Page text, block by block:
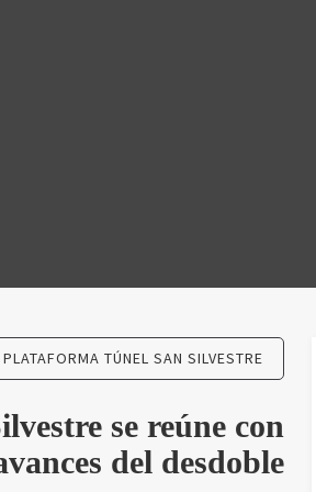
PLATAFORMA TÚNEL SAN SILVESTRE
se reúne con
del desdoble